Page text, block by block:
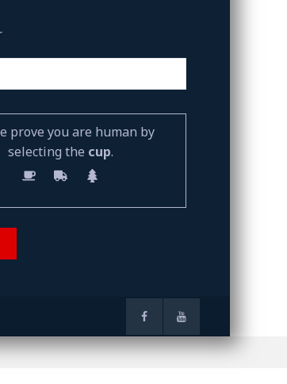
prove you are human by
selecting the cup.